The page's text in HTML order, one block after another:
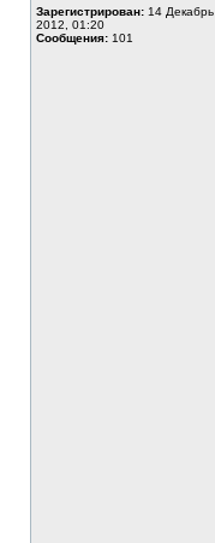
сети
Зарегистрирован: 14 Декабрь
2012, 01:20
Сообщения: 101